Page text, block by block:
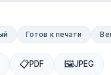
Готов к печати
📋PDF 🖼JPEG